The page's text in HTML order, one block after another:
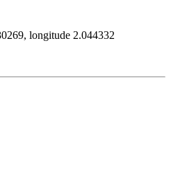
longitude 2.044332